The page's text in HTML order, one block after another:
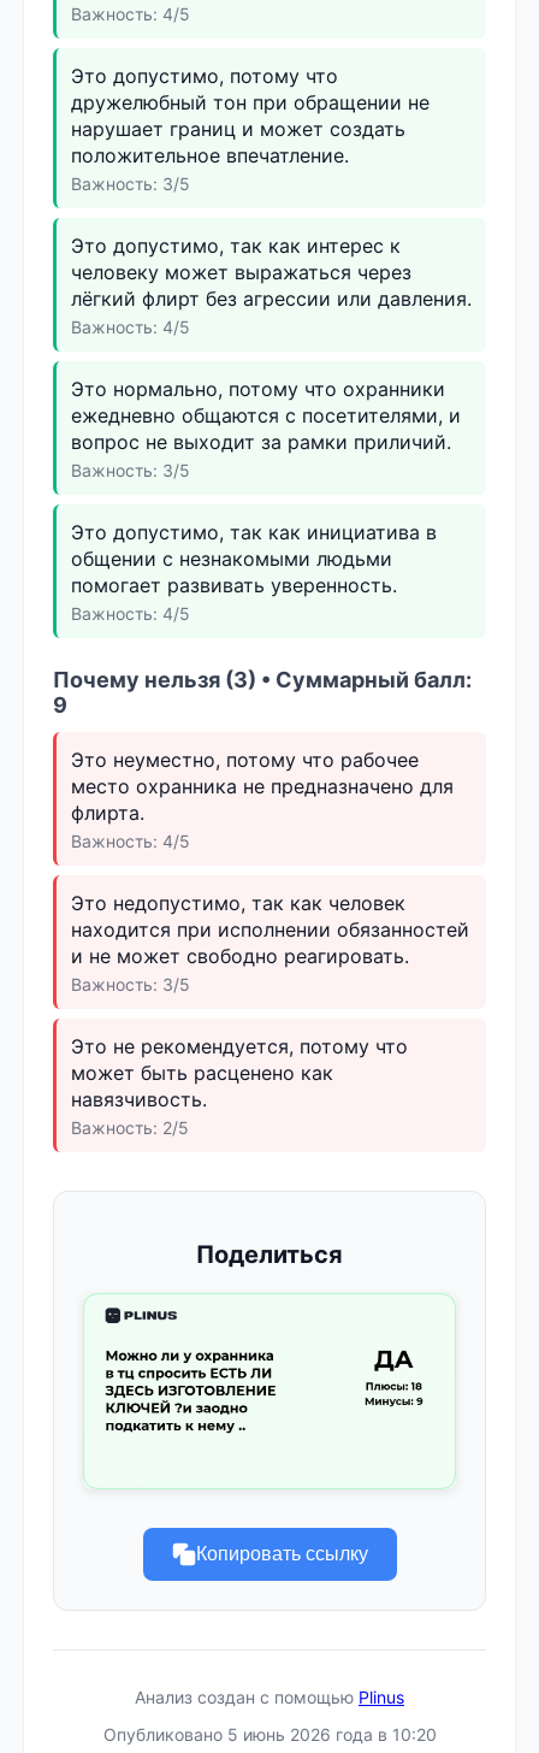
Важность: 4/5
Это допустимо, потому что
дружелюбный тон при обращении не
нарушает границ и может создать
положительное впечатление.
Важность: 3/5
Это допустимо, так как интерес к
человеку может выражаться через
лёгкий флирт без агрессии или давления.
Важность: 4/5
Это нормально, потому что охранники
ежедневно общаются с посетителями, и
вопрос не выходит за рамки приличий.
Важность: 3/5
Это допустимо, так как инициатива в
общении с незнакомыми людьми
помогает развивать уверенность.
Важность: 4/5
Почему нельзя (3) • Суммарный балл:
9
Это неуместно, потому что рабочее
место охранника не предназначено для
флирта.
Важность: 4/5
Это недопустимо, так как человек
находится при исполнении обязанностей
и не может свободно реагировать.
Важность: 3/5
Это не рекомендуется, потому что
может быть расценено как
навязчивость.
Важность: 2/5
Поделиться
Копировать ссылку
Анализ создан с помощью Plinus
Опубликовано 5 июнь 2026 года в 10:20